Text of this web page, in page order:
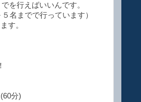
を行えばいいんです。
名までで行っています）
す。
分)